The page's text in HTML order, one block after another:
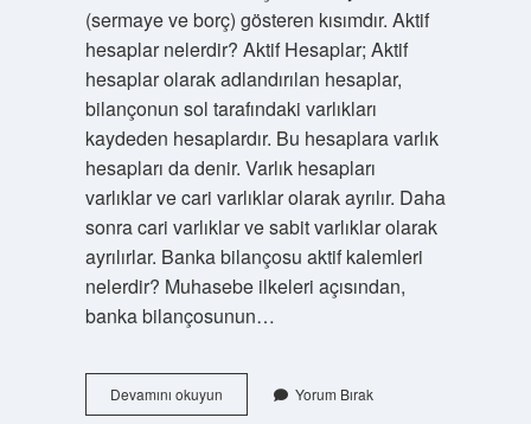
(sermaye ve borç) gösteren kısımdır. Aktif
hesaplar nelerdir? Aktif Hesaplar; Aktif
hesaplar olarak adlandırılan hesaplar,
bilançonun sol tarafındaki varlıkları
kaydeden hesaplardır. Bu hesaplara varlık
hesapları da denir. Varlık hesapları
varlıklar ve cari varlıklar olarak ayrılır. Daha
sonra cari varlıklar ve sabit varlıklar olarak
ayrılırlar. Banka bilançosu aktif kalemleri
nelerdir? Muhasebe ilkeleri açısından,
banka bilançosunun…
Devamını okuyunBilanço
Aktif
Yorum Bırak